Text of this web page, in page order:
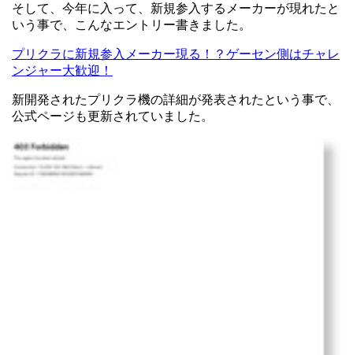
そして、今年に入って、新規参入するメーカーが現れたと
いう事で、こんなエントリー書きました。
プリクラに新規参入メーカー現る！？ゲーセン側はチャレ
ンジャー大歓迎！
新開発されたプリクラ機の詳細が発表されたという事で、
公式ページも更新されていました。